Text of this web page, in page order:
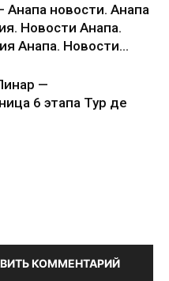
Анапа новости. Анапа
Новости Анапа.
Анапа. Новости...
—
6 этапа Тур де
КОММЕНТАРИЙ